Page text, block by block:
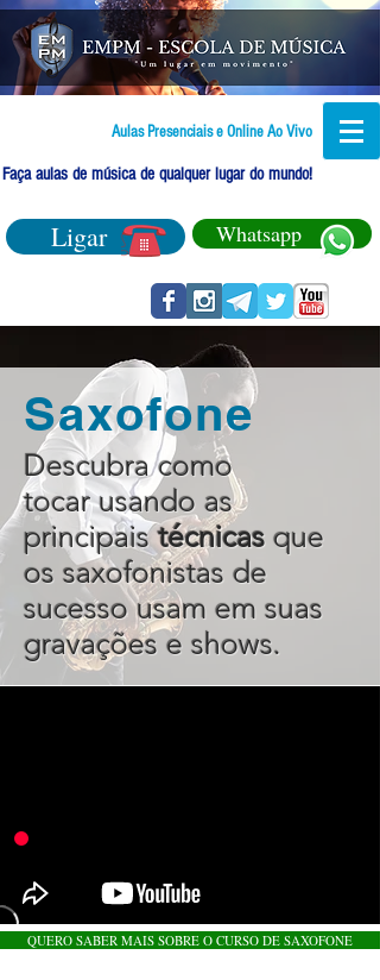
Aulas Presenciais e Online Ao Vivo
Faça aulas de música de qualquer lugar do mundo!
Ligar Whatsapp
Saxofone
Descubra como
tocar usando as
principaistécnicas que
os saxofonistas de
sucesso usam em suas
gravações e shows.
QUERO SABER MAIS SOBRE O CURSO DE SAXOFONE